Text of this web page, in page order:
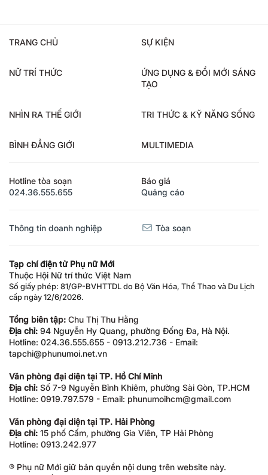
TRANG CHỦ SỰ KIỆN
NỮ TRÍ THỨC
ỨNG DỤNG & ĐỔI MỚI SÁNG
TẠO
NHÌN RA THẾ GIỚI TRI THỨC & KỸ NĂNG SỐNG
BÌNH ĐẲNG GIỚI MULTIMEDIA
Hotline tòa soạn
024.36.555.655
Báo giá
Quảng cáo
Thông tin doanh nghiệp Tòa soạn
Tạp chí điện tử Phụ nữ Mới
Thuộc Hội Nữ trí thức Việt Nam
Số giấy phép: 81/GP-BVHTTDL do Bộ Văn Hóa, Thể Thao và Du Lịch
cấp ngày 12/6/2026.
Tổng biên tập: Chu Thị Thu Hằng
Địa chỉ: 94 Nguyễn Hy Quang, phường Đống Đa, Hà Nội.
Hotline: 024.36.555.655 - 0913.212.736 - Email:
tapchi@phunumoi.net.vn
Văn phòng đại diện tại TP. Hồ Chí Minh
Địa chỉ: Số 7-9 Nguyễn Bỉnh Khiêm, phường Sài Gòn, TP.HCM
Hotline: 0919.797.579 - Email: phunumoihcm@gmail.com
Văn phòng đại diện tại TP. Hải Phòng
Địa chỉ: 15 phố Cấm, phường Gia Viên, TP Hải Phòng
Hotline: 0913.242.977
® Phụ nữ Mới giữ bản quyền nội dung trên website này.